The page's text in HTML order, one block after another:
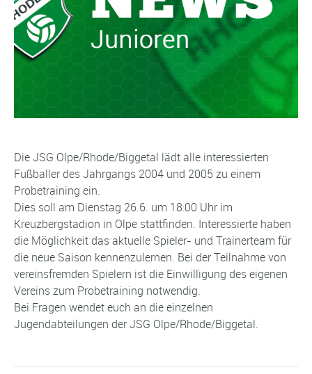
Die JSG Olpe/Rhode/Biggetal lädt alle interessierten
Fußballer des Jahrgangs 2004 und 2005 zu einem
Probetraining ein.
Dies soll am Dienstag 26.6. um 18:00 Uhr im
Kreuzbergstadion in Olpe stattfinden. Interessierte haben
die Möglichkeit das aktuelle Spieler- und Trainerteam für
die neue Saison kennenzulernen. Bei der Teilnahme von
vereinsfremden Spielern ist die Einwilligung des eigenen
Vereins zum Probetraining notwendig.
Bei Fragen wendet euch an die einzelnen
Jugendabteilungen der JSG Olpe/Rhode/Biggetal.